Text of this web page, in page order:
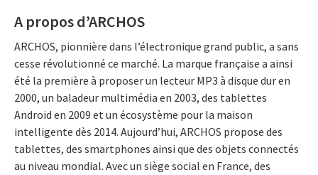
A propos d’ARCHOS
ARCHOS, pionnière dans l’électronique grand public, a sans
cesse révolutionné ce marché. La marque française a ainsi
été la première à proposer un lecteur MP3 à disque dur en
2000, un baladeur multimédia en 2003, des tablettes
Android en 2009 et un écosystème pour la maison
intelligente dès 2014. Aujourd’hui, ARCHOS propose des
tablettes, des smartphones ainsi que des objets connectés
au niveau mondial. Avec un siège social en France, des